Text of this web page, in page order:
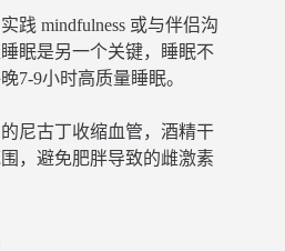
践 mindfulness 或与伴侣沟
眠是另一个关键，睡眠不
7-9小时高质量睡眠。
尼古丁收缩血管，酒精干
，避免肥胖导致的雌激素